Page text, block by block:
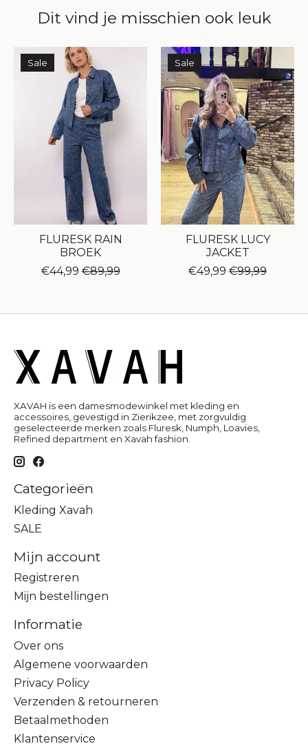
Dit vind je misschien ook leuk
Items van productcarrousel
Sale
FLURESK RAIN
BROEK
€44,99 €89,99
Sale
FLURESK LUCY
JACKET
€49,99 €99,99
XAVAH is een damesmodewinkel met kleding en
accessoires, gevestigd in Zierikzee, met zorgvuldig
geselecteerde merken zoals Fluresk, Numph, Loavies,
Refined department en Xavah fashion.
Categorieën
Kleding Xavah
SALE
Mijn account
Registreren
Mijn bestellingen
Informatie
Over ons
Algemene voorwaarden
Privacy Policy
Verzenden & retourneren
Betaalmethoden
Klantenservice